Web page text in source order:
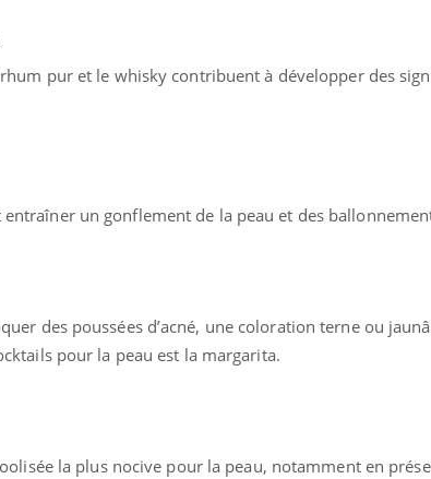
pur et le whisky contribuent à développer des
un gonflement de la peau et des
des poussées d’acné, une coloration terne ou
pour la peau est la margarita.
la plus nocive pour la peau, notamment en